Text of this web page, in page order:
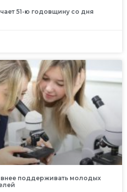
51-ю годовщину со дня
поддерживать молодых